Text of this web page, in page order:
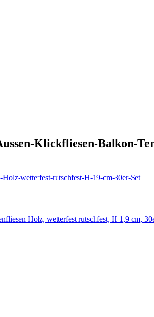
Klickfliesen-Balkon-
wetterfest-rutschfest-H-19-cm-30er-Set
Holz, wetterfest rutschfest, H 1,9 cm,